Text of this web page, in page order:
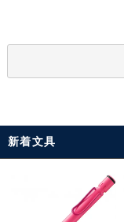
新着文具